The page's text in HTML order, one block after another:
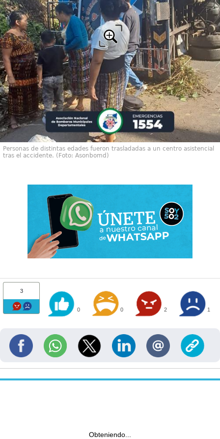
Personas de distintas edades fueron trasladadas a un centro asistencial
tras el accidente. (Foto: Asonbomd)
3
0 0 2 1
Obteniendo...